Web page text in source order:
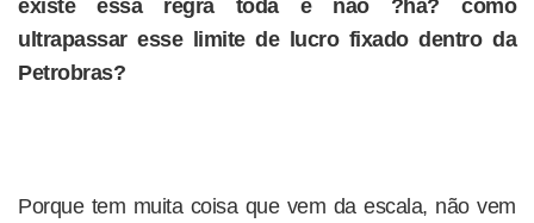
existe essa regra toda e não ?há? como
ultrapassar esse limite de lucro fixado dentro da
Petrobras?
Porque tem muita coisa que vem da escala, não vem